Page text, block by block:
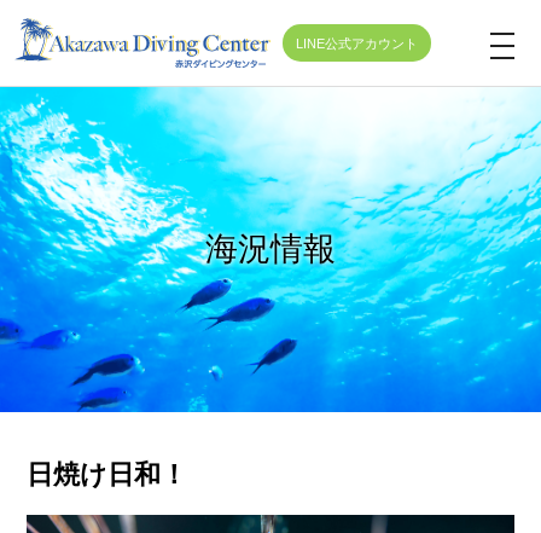
LINE公式アカウント
t
o
g
e
n
a
v
o
海況情報
日焼け日和！